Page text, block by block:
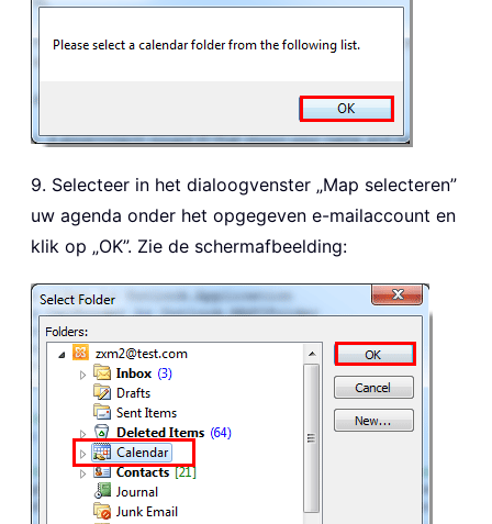
9. Selecteer in het dialoogvenster „Map selecteren”
uw agenda onder het opgegeven e-mailaccount en
klik op „OK”. Zie de schermafbeelding: